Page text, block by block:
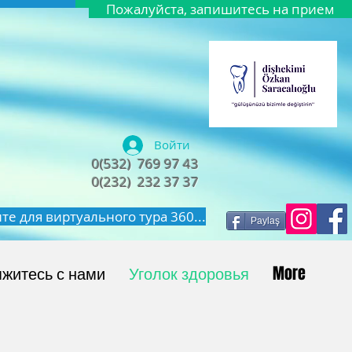
Пожалуйста, запишитесь на прием
для виртуального тура 360...
0(532) 769 97 43
0(232) 232 37 37
Войти
Paylaş
с нами Уголок здоровья More